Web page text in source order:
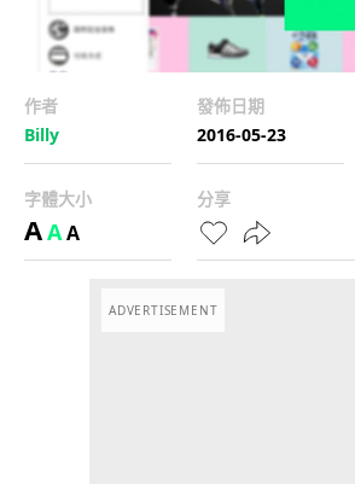
作者
Billy
發佈日期
2016-05-23
字體大小
AAA
分享
ADVERTISEMENT